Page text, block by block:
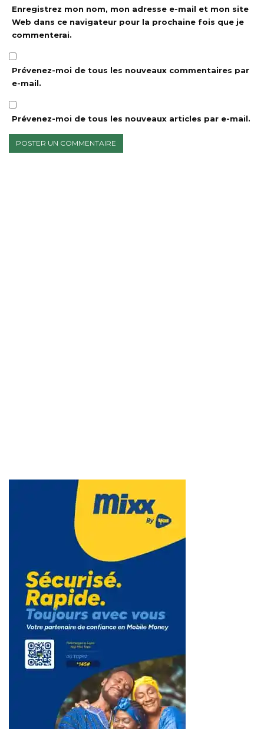
Enregistrez mon nom, mon adresse e-mail et mon site
Web dans ce navigateur pour la prochaine fois que je
commenterai.
Prévenez-moi de tous les nouveaux commentaires par
e-mail.
Prévenez-moi de tous les nouveaux articles par e-mail.